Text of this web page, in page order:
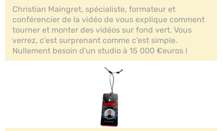
Christian Maingret, spécialiste, formateur et
conférencier de la vidéo de vous explique comment
tourner et monter des vidéos sur fond vert. Vous
verrez, c'est surprenant comme c'est simple.
Nullement besoin d'un studio à 15 000 €euros !